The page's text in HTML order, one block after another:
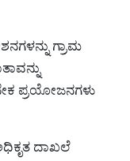
ಗ್ರಾಮ
ಪ್ರಯೋಜನಗಳು
ದಾಖಲೆ